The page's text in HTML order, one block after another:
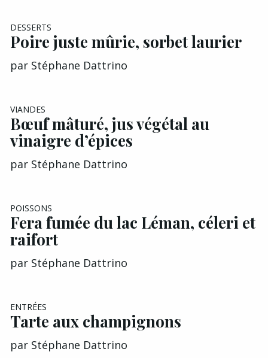
DESSERTS
Poire juste mûrie, sorbet laurier
par Stéphane Dattrino
VIANDES
Bœuf mâturé, jus végétal au
vinaigre d’épices
par Stéphane Dattrino
POISSONS
Fera fumée du lac Léman, céleri et
raifort
par Stéphane Dattrino
ENTRÉES
Tarte aux champignons
par Stéphane Dattrino